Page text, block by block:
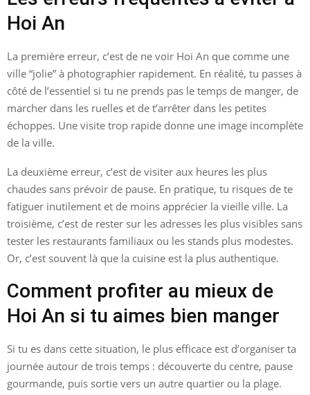
Hoi An
La première erreur, c’est de ne voir Hoi An que comme une
ville “jolie” à photographier rapidement. En réalité, tu passes à
côté de l’essentiel si tu ne prends pas le temps de manger, de
marcher dans les ruelles et de t’arrêter dans les petites
échoppes. Une visite trop rapide donne une image incomplète
de la ville.
La deuxième erreur, c’est de visiter aux heures les plus
chaudes sans prévoir de pause. En pratique, tu risques de te
fatiguer inutilement et de moins apprécier la vieille ville. La
troisième, c’est de rester sur les adresses les plus visibles sans
tester les restaurants familiaux ou les stands plus modestes.
Or, c’est souvent là que la cuisine est la plus authentique.
Comment profiter au mieux de
Hoi An si tu aimes bien manger
Si tu es dans cette situation, le plus efficace est d’organiser ta
journée autour de trois temps : découverte du centre, pause
gourmande, puis sortie vers un autre quartier ou la plage.